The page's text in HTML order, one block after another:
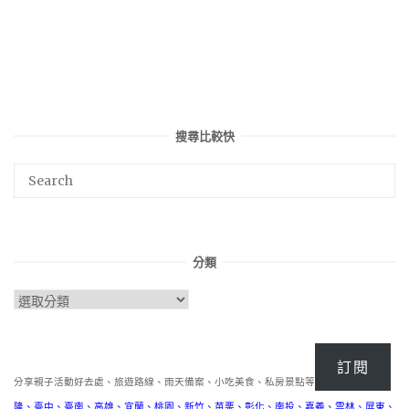
搜尋比較快
分類
分
分享親子活動好去處、旅遊路線、雨天備案、小吃美食、私房景點等，包含
訂閱